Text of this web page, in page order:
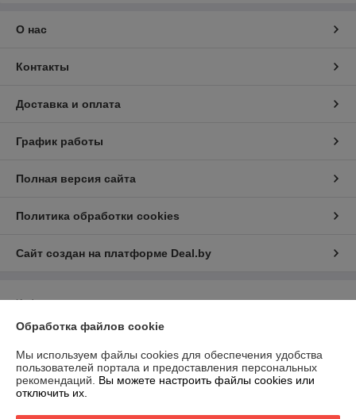
О нас
Контакты
Доставка и оплата
График работы
Полная версия сайта
Политика обработки cookies
Сайт создан на платформе Deal.by
Информация для покупателя
Индивидуальный предприниматель:
220093, г.Минск ул.Чигладзе д.2 кв.7
Регистрационный номер ЕГР: 193539752
Обработка файлов cookie
Мы используем файлы cookies для обеспечения удобства
пользователей портала и предоставления персональных
рекомендаций. Вы можете настроить файлы cookies или
отключить их.